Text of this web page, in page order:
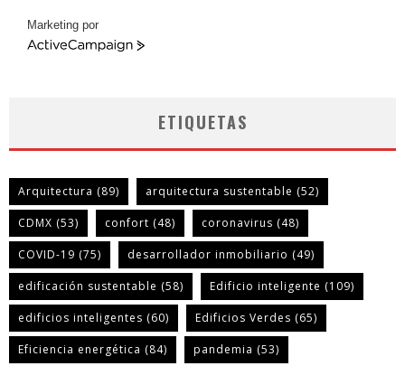
Marketing por
ActiveCampaign
ETIQUETAS
Arquitectura (89) arquitectura sustentable (52)
CDMX (53) confort (48) coronavirus (48)
COVID-19 (75) desarrollador inmobiliario (49)
edificación sustentable (58) Edificio inteligente (109)
edificios inteligentes (60) Edificios Verdes (65)
Eficiencia energética (84) pandemia (53)